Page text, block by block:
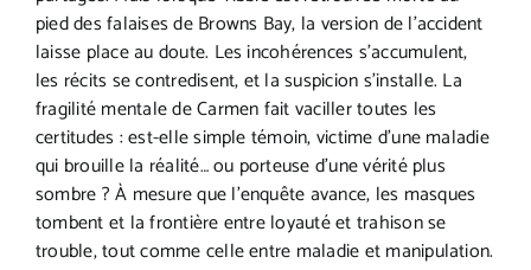
pied des falaises de Browns Bay, la version de l’accident
laisse place au doute. Les incohérences s’accumulent,
les récits se contredisent, et la suspicion s’installe. La
fragilité mentale de Carmen fait vaciller toutes les
certitudes : est-elle simple témoin, victime d’une maladie
qui brouille la réalité… ou porteuse d’une vérité plus
sombre ? À mesure que l’enquête avance, les masques
tombent et la frontière entre loyauté et trahison se
trouble, tout comme celle entre maladie et manipulation.